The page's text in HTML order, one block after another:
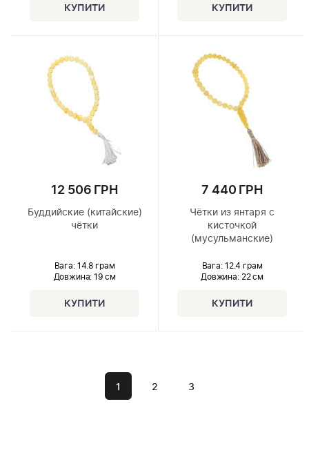
12 506 ГРН
Буддийские (китайские)
чётки
Вага: 14.8 грам
Довжина: 19 см
7 440 ГРН
Чётки из янтаря с
кисточкой
(мусульманские)
Вага: 12.4 грам
Довжина:22 см
1 2 3